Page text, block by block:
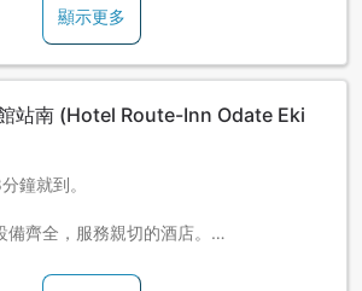
顯示更多
站南 (Hotel Route-Inn Odate Eki
鐘就到。
齊全，服務親切的酒店。